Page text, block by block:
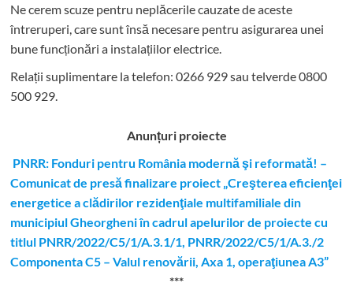
Ne cerem scuze pentru neplăcerile cauzate de aceste
întreruperi, care sunt însă necesare pentru asigurarea unei
bune funcționări a instalațiilor electrice.
Relații suplimentare la telefon: 0266 929 sau telverde 0800
500 929.
Anunțuri proiecte
PNRR: Fonduri pentru România modernă şi reformată! –
Comunicat de presă finalizare proiect „Creşterea eficienţei
energetice a clădirilor rezidenţiale multifamiliale din
municipiul Gheorgheni în cadrul apelurilor de proiecte cu
titlul PNRR/2022/C5/1/A.3.1/1, PNRR/2022/C5/1/A.3./2
Componenta C5 – Valul renovării, Axa 1, operaţiunea A3”
***